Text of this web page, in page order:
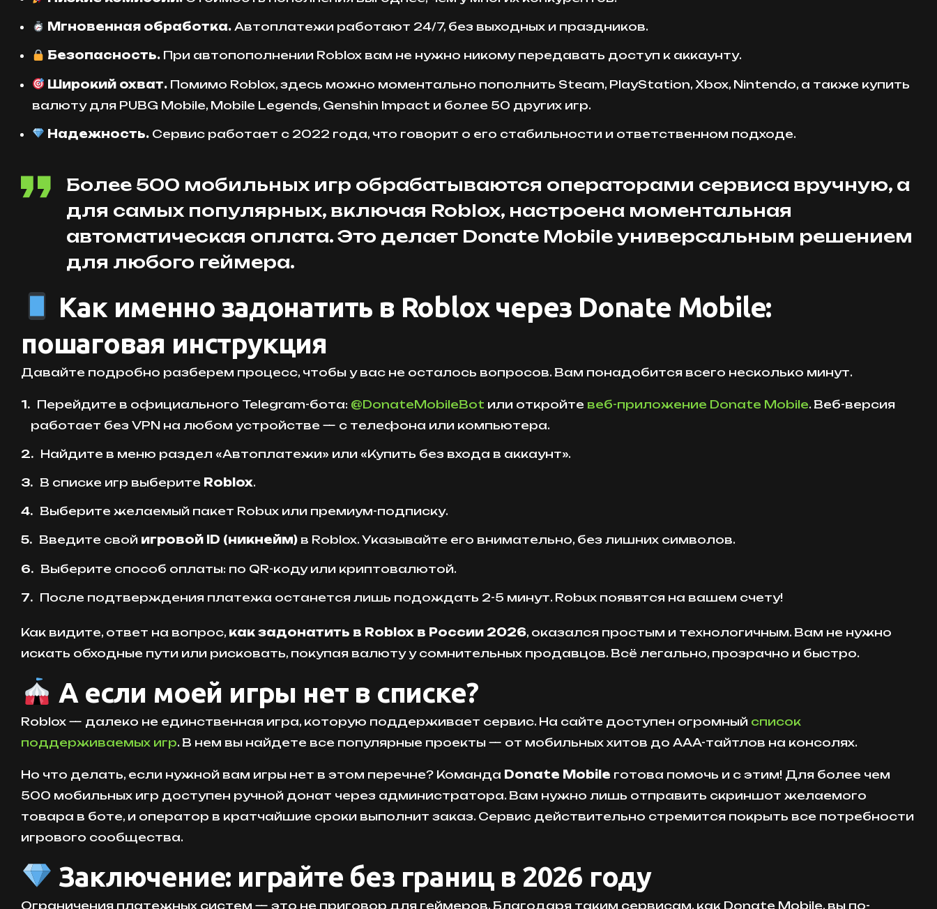
Мгновенная обработка. Автоплатежи работают 24/7, без выходных и праздников.
Безопасность. При автопополнении Roblox вам не нужно никому передавать доступ к аккаунту.
Широкий охват. Помимо Roblox, здесь можно моментально пополнить Steam, PlayStation, Xbox, Nintendo, а также купить
валюту для PUBG Mobile, Mobile Legends, Genshin Impact и более 50 других игр.
Надежность. Сервис работает с 2022 года, что говорит о его стабильности и ответственном подходе.
Более 500 мобильных игр обрабатываются операторами сервиса вручную, а
для самых популярных, включая Roblox, настроена моментальная
автоматическая оплата. Это делает Donate Mobile универсальным решением
для любого геймера.
Как именно задонатить в Roblox через Donate Mobile:
пошаговая инструкция
Давайте подробно разберем процесс, чтобы у вас не осталось вопросов. Вам понадобится всего несколько минут.
Перейдите в официального Telegram-бота: @DonateMobileBot или откройте веб-приложение Donate Mobile. Веб-версия
работает без VPN на любом устройстве — с телефона или компьютера.
Найдите в меню раздел «Автоплатежи» или «Купить без входа в аккаунт».
В списке игр выберите Roblox.
Выберите желаемый пакет Robux или премиум-подписку.
Введите свой игровой ID (никнейм) в Roblox. Указывайте его внимательно, без лишних символов.
Выберите способ оплаты: по QR-коду или криптовалютой.
После подтверждения платежа останется лишь подождать 2-5 минут. Robux появятся на вашем счету!
Как видите, ответ на вопрос, как задонатить в Roblox в России 2026, оказался простым и технологичным. Вам не нужно
искать обходные пути или рисковать, покупая валюту у сомнительных продавцов. Всё легально, прозрачно и быстро.
А если моей игры нет в списке?
Roblox — далеко не единственная игра, которую поддерживает сервис. На сайте доступен огромный список
поддерживаемых игр. В нем вы найдете все популярные проекты — от мобильных хитов до AAA-тайтлов на консолях.
Но что делать, если нужной вам игры нет в этом перечне? Команда Donate Mobile готова помочь и с этим! Для более чем
500 мобильных игр доступен ручной донат через администратора. Вам нужно лишь отправить скриншот желаемого
товара в боте, и оператор в кратчайшие сроки выполнит заказ. Сервис действительно стремится покрыть все потребности
игрового сообщества.
Заключение: играйте без границ в 2026 году
Ограничения платежных систем — это не приговор для геймеров. Благодаря таким сервисам, как Donate Mobile, вы по-